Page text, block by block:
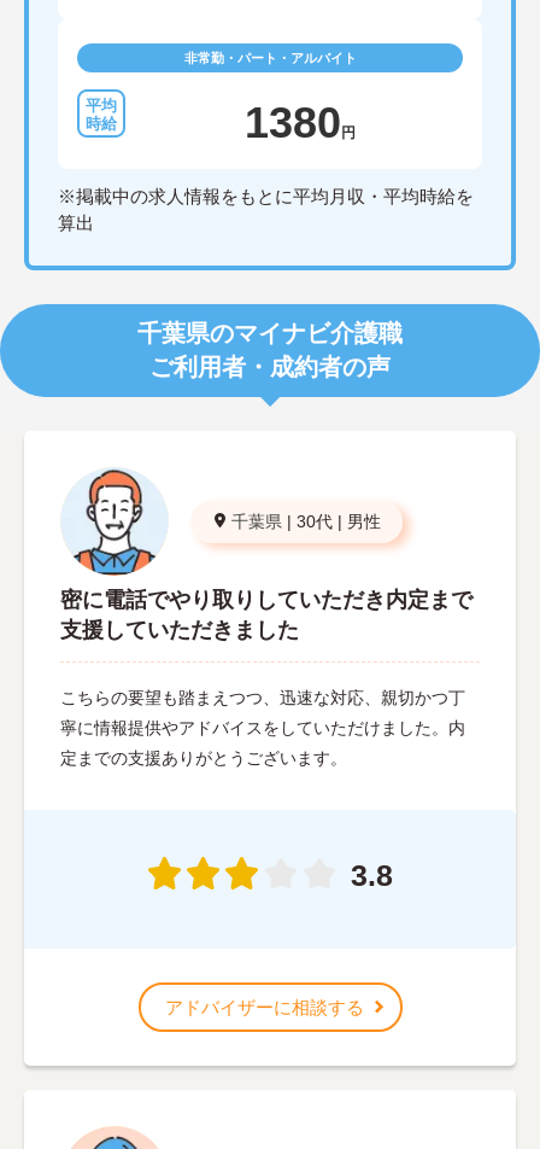
非常勤・パート・アルバイト
1380 円
※掲載中の求人情報をもとに平均月収・平均時給を
算出
千葉県のマイナビ介護職
ご利用者・成約者の声
千葉県 | 30代 | 男性
密に電話でやり取りしていただき内定まで
支援していただきました
こちらの要望も踏まえつつ、迅速な対応、親切かつ丁
寧に情報提供やアドバイスをしていただけました。内
定までの支援ありがとうございます。
3.8
アドバイザーに相談する